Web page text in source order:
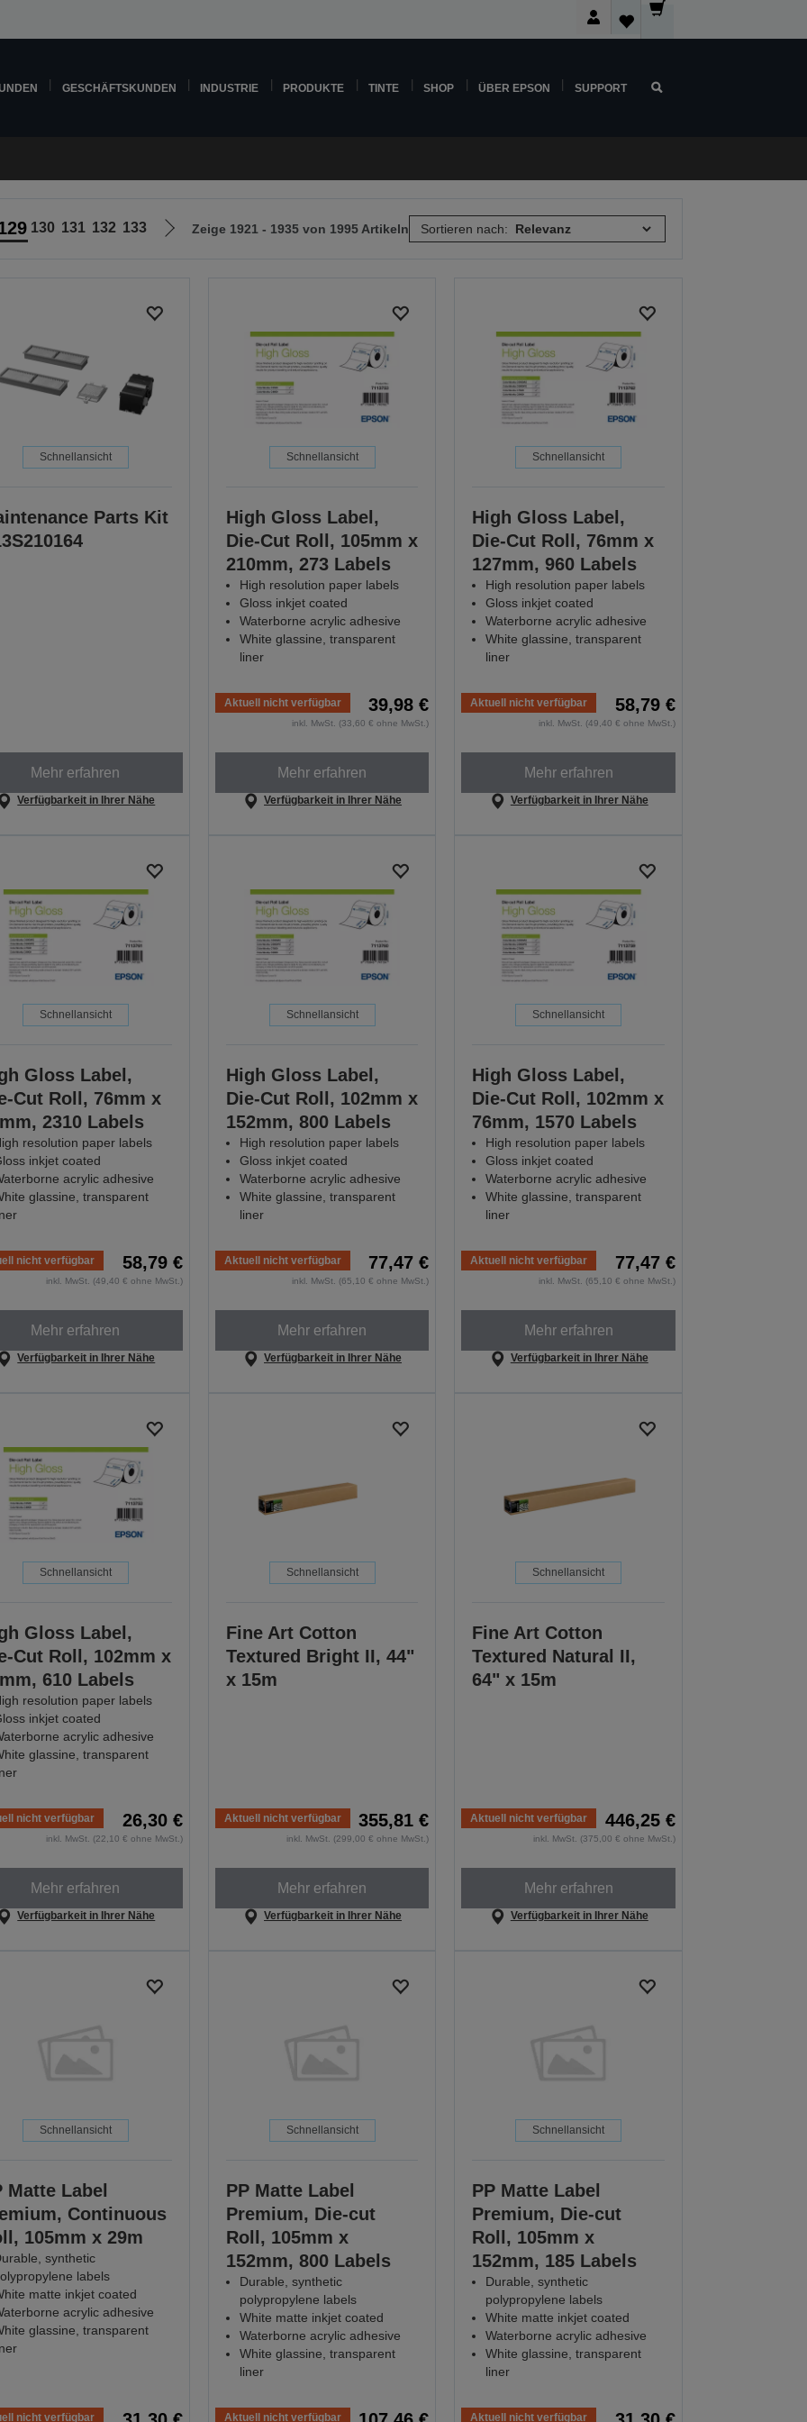
GESCHÄFTSKUNDEN INDUSTRIE PRODUKTE TINTE SHOP ÜBER EPSON SUPPORT
130 131 132 133
Zur
Zeige 1921 - 1935 von 1995 Artikeln Sortieren nach:
Schnellansicht
Parts Kit
Mehr erfahren
Verfügbarkeit in Ihrer Nähe
Schnellansicht
High Gloss Label,
Die-Cut Roll, 105mm x
210mm, 273 Labels
High resolution paper labels
Gloss inkjet coated
Waterborne acrylic adhesive
White glassine, transparent
liner
Aktuell nicht verfügbar 39,98 €
inkl. MwSt. (33,60 € ohne MwSt.)
Mehr erfahren
Verfügbarkeit in Ihrer Nähe
Schnellansicht
High Gloss Label,
Die-Cut Roll, 76mm x
127mm, 960 Labels
High resolution paper labels
Gloss inkjet coated
Waterborne acrylic adhesive
White glassine, transparent
liner
Aktuell nicht verfügbar 58,79 €
inkl. MwSt. (49,40 € ohne MwSt.)
Mehr erfahren
Verfügbarkeit in Ihrer Nähe
Schnellansicht
Gloss Label,
Cut Roll, 76mm x
2310 Labels
resolution paper labels
inkjet coated
acrylic adhesive
glassine, transparent
nicht verfügbar 58,79 €
inkl. MwSt. (49,40 € ohne MwSt.)
Mehr erfahren
Verfügbarkeit in Ihrer Nähe
Schnellansicht
High Gloss Label,
Die-Cut Roll, 102mm x
152mm, 800 Labels
High resolution paper labels
Gloss inkjet coated
Waterborne acrylic adhesive
White glassine, transparent
liner
Aktuell nicht verfügbar 77,47 €
inkl. MwSt. (65,10 € ohne MwSt.)
Mehr erfahren
Verfügbarkeit in Ihrer Nähe
Schnellansicht
High Gloss Label,
Die-Cut Roll, 102mm x
76mm, 1570 Labels
High resolution paper labels
Gloss inkjet coated
Waterborne acrylic adhesive
White glassine, transparent
liner
Aktuell nicht verfügbar 77,47 €
inkl. MwSt. (65,10 € ohne MwSt.)
Mehr erfahren
Verfügbarkeit in Ihrer Nähe
Schnellansicht
Gloss Label,
Cut Roll, 102mm x
610 Labels
resolution paper labels
inkjet coated
acrylic adhesive
glassine, transparent
nicht verfügbar 26,30 €
inkl. MwSt. (22,10 € ohne MwSt.)
Mehr erfahren
Verfügbarkeit in Ihrer Nähe
Schnellansicht
Fine Art Cotton
Textured Bright II, 44"
x 15m
Aktuell nicht verfügbar 355,81 €
inkl. MwSt. (299,00 € ohne MwSt.)
Mehr erfahren
Verfügbarkeit in Ihrer Nähe
Schnellansicht
Fine Art Cotton
Textured Natural II,
64" x 15m
Aktuell nicht verfügbar 446,25 €
inkl. MwSt. (375,00 € ohne MwSt.)
Mehr erfahren
Verfügbarkeit in Ihrer Nähe
Schnellansicht
Matte Label
Continuous
105mm x 29m
synthetic
labels
matte inkjet coated
acrylic adhesive
glassine, transparent
nicht verfügbar
Schnellansicht
PP Matte Label
Premium, Die-cut
Roll, 105mm x
152mm, 800 Labels
Durable, synthetic
polypropylene labels
White matte inkjet coated
Waterborne acrylic adhesive
White glassine, transparent
liner
Aktuell nicht verfügbar
Schnellansicht
PP Matte Label
Premium, Die-cut
Roll, 105mm x
152mm, 185 Labels
Durable, synthetic
polypropylene labels
White matte inkjet coated
Waterborne acrylic adhesive
White glassine, transparent
liner
Aktuell nicht verfügbar